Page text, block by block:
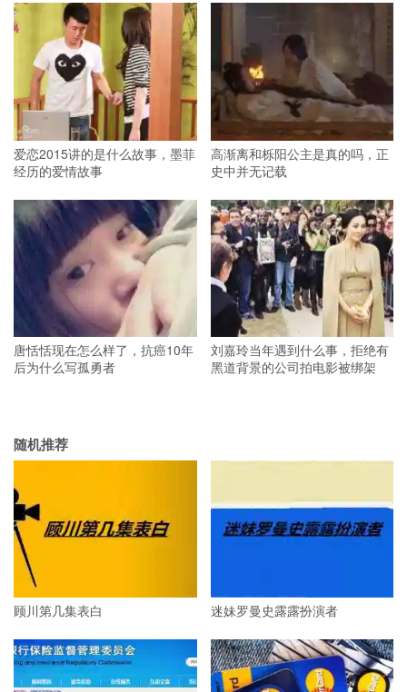
爱恋2015讲的是什么故事，墨菲
经历的爱情故事
高渐离和栎阳公主是真的吗，正
史中并无记载
唐恬恬现在怎么样了，抗癌10年
后为什么写孤勇者
刘嘉玲当年遇到什么事，拒绝有
黑道背景的公司拍电影被绑架
随机推荐
顾川第几集表白 迷妹罗曼史露露扮演者